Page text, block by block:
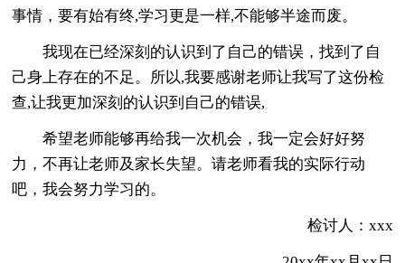
事情，要有始有终,学习更是一样,不能够半途而废。
我现在已经深刻的认识到了自己的错误，找到了自
己身上存在的不足。所以,我要感谢老师让我写了这份检
查,让我更加深刻的认识到自己的错误,
希望老师能够再给我一次机会，我一定会好好努
力，不再让老师及家长失望。请老师看我的实际行动
吧，我会努力学习的。
检讨人：xxx